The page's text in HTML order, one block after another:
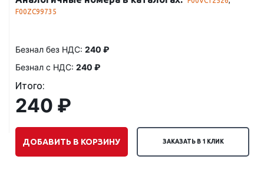
F00ZC99735
Безнал без НДС: 240 ₽
Безнал с НДС: 240 ₽
Итого:
240 ₽
ДОБАВИТЬ В КОРЗИНУ ЗАКАЗАТЬ В 1 КЛИК